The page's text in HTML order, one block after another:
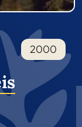
2000